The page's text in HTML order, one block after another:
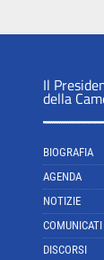
Il
della
BIOGRAFIA
AGENDA
NOTIZIE
COMUNICATI
DISCORSI